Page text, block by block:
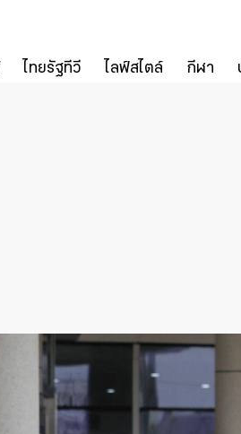
ไทยรัฐทีวี ไลฟ์สไตล์ กีฬา